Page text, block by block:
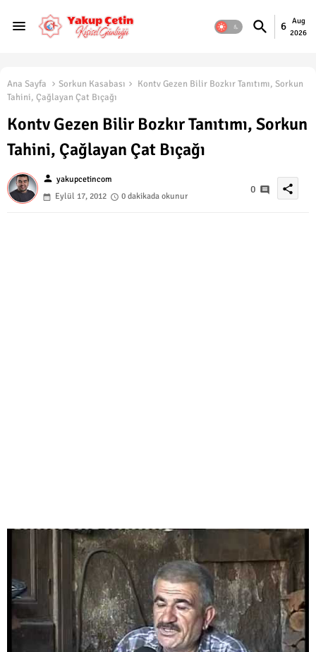
6
Aug
2026
Ana Sayfa Sorkun Kasabası
Kontv Gezen Bilir Bozkır Tanıtımı, Sorkun
Tahini, Çağlayan Çat Bıçağı
Kontv Gezen Bilir Bozkır Tanıtımı, Sorkun
Tahini, Çağlayan Çat Bıçağı
person yakupcetincom
Eylül 17, 2012
0 dakikada okunur
0 share